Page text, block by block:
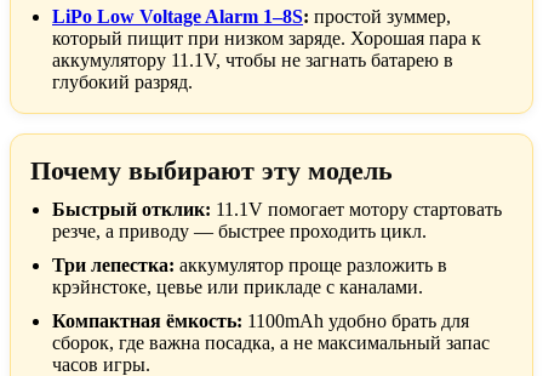
LiPo Low Voltage Alarm 1–8S: простой зуммер,
который пищит при низком заряде. Хорошая пара к
аккумулятору 11.1V, чтобы не загнать батарею в
глубокий разряд.
Почему выбирают эту модель
Быстрый отклик: 11.1V помогает мотору стартовать
резче, а приводу — быстрее проходить цикл.
Три лепестка: аккумулятор проще разложить в
крэйнстоке, цевье или прикладе с каналами.
Компактная ёмкость: 1100mAh удобно брать для
сборок, где важна посадка, а не максимальный запас
часов игры.